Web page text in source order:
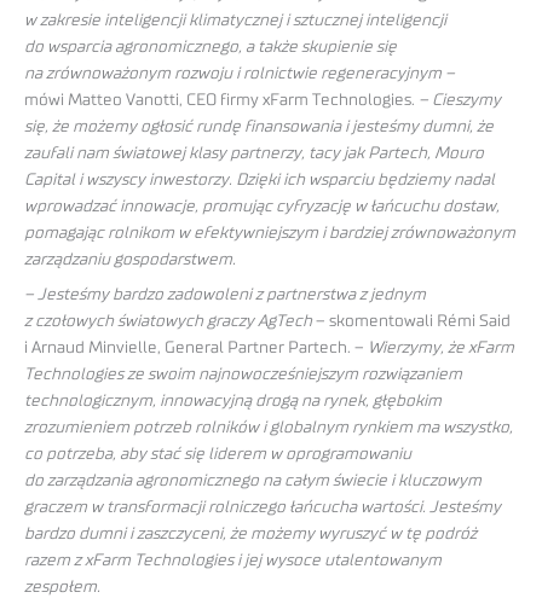
w zakresie inteligencji klimatycznej i sztucznej inteligencji
do wsparcia agronomicznego, a także skupienie się
na zrównoważonym rozwoju i rolnictwie regeneracyjnym –
mówi Matteo Vanotti, CEO firmy xFarm Technologies. – Cieszymy
się, że możemy ogłosić rundę finansowania i jesteśmy dumni, że
zaufali nam światowej klasy partnerzy, tacy jak Partech, Mouro
Capital i wszyscy inwestorzy. Dzięki ich wsparciu będziemy nadal
wprowadzać innowacje, promując cyfryzację w łańcuchu dostaw,
pomagając rolnikom w efektywniejszym i bardziej zrównoważonym
zarządzaniu gospodarstwem.
– Jesteśmy bardzo zadowoleni z partnerstwa z jednym
z czołowych światowych graczy AgTech – skomentowali Rémi Said
i Arnaud Minvielle, General Partner Partech. – Wierzymy, że xFarm
Technologies ze swoim najnowocześniejszym rozwiązaniem
technologicznym, innowacyjną drogą na rynek, głębokim
zrozumieniem potrzeb rolników i globalnym rynkiem ma wszystko,
co potrzeba, aby stać się liderem w oprogramowaniu
do zarządzania agronomicznego na całym świecie i kluczowym
graczem w transformacji rolniczego łańcucha wartości. Jesteśmy
bardzo dumni i zaszczyceni, że możemy wyruszyć w tę podróż
razem z xFarm Technologies i jej wysoce utalentowanym
zespołem.